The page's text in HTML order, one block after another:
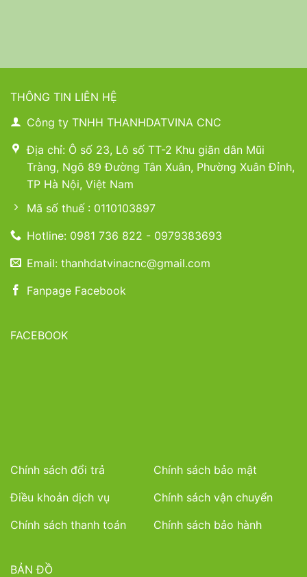
THÔNG TIN LIÊN HỆ
Công ty TNHH THANHDATVINA CNC
Địa chỉ: Ô số 23, Lô số TT-2 Khu giãn dân Mũi
Tràng, Ngõ 89 Đường Tân Xuân, Phường Xuân Đỉnh,
TP Hà Nội, Việt Nam
Mã số thuế : 0110103897
Hotline: 0981 736 822 - 0979383693
Email: thanhdatvinacnc@gmail.com
Fanpage Facebook
FACEBOOK
Chính sách đổi trả
Chính sách bảo mật
Điều khoản dịch vụ
Chính sách vận chuyển
Chính sách thanh toán
Chính sách bảo hành
BẢN ĐỒ